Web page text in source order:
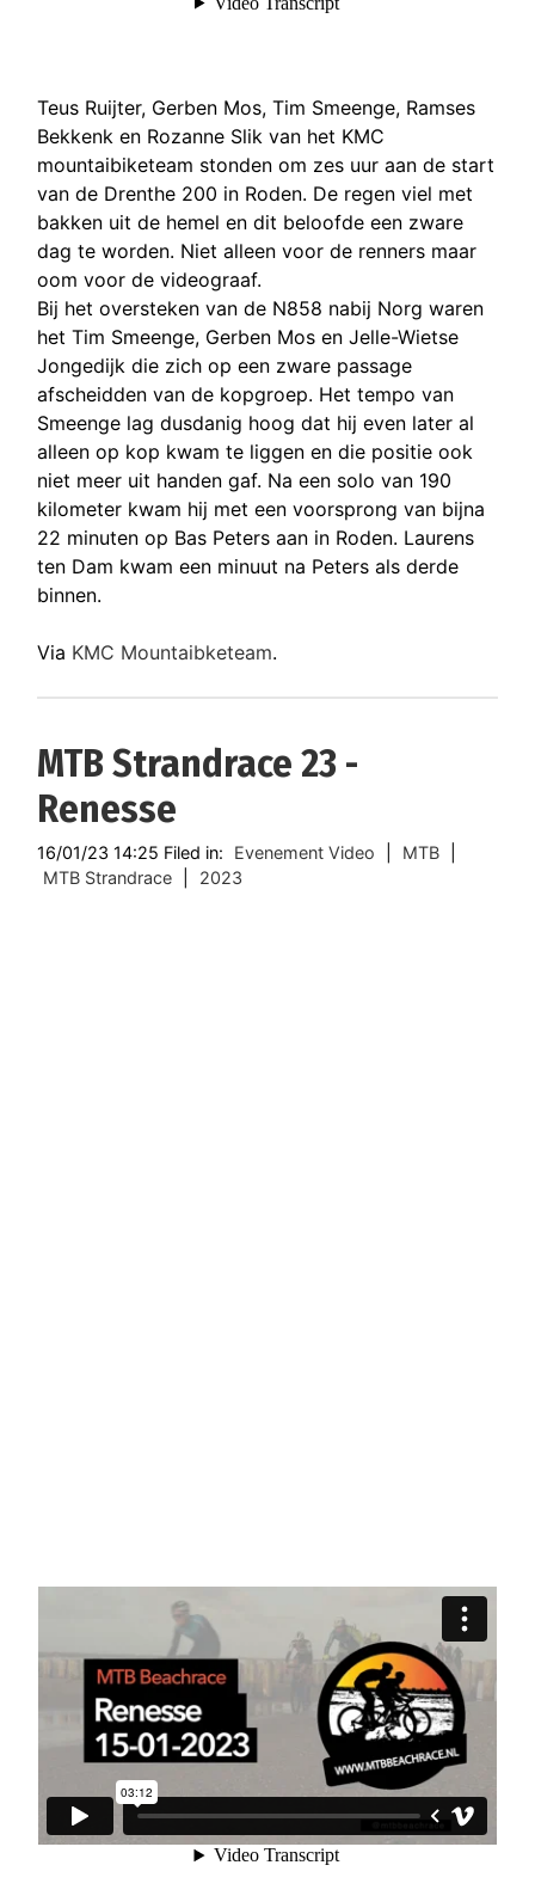
Teus Ruijter, Gerben Mos, Tim Smeenge, Ramses
Bekkenk en Rozanne Slik van het KMC
mountaibiketeam stonden om zes uur aan de start
van de Drenthe 200 in Roden. De regen viel met
bakken uit de hemel en dit beloofde een zware
dag te worden. Niet alleen voor de renners maar
oom voor de videograaf.
Bij het oversteken van de N858 nabij Norg waren
het Tim Smeenge, Gerben Mos en Jelle-Wietse
Jongedijk die zich op een zware passage
afscheidden van de kopgroep. Het tempo van
Smeenge lag dusdanig hoog dat hij even later al
alleen op kop kwam te liggen en die positie ook
niet meer uit handen gaf. Na een solo van 190
kilometer kwam hij met een voorsprong van bijna
22 minuten op Bas Peters aan in Roden. Laurens
ten Dam kwam een minuut na Peters als derde
binnen.
Via KMC Mountaibketeam.
MTB Strandrace 23 -
Renesse
16/01/23 14:25 Filed in: Evenement Video MTB
MTB Strandrace
2023